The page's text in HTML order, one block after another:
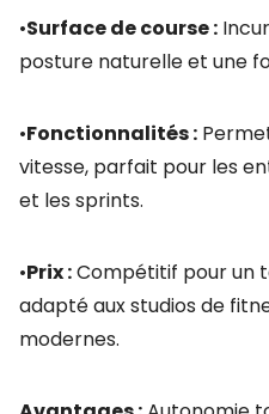
•Surface de course :
posture naturelle et une
•Fonctionnalités :
vitesse, parfait pour les
et les sprints.
•Prix :Compétitif pour un
adapté aux studios de
modernes.